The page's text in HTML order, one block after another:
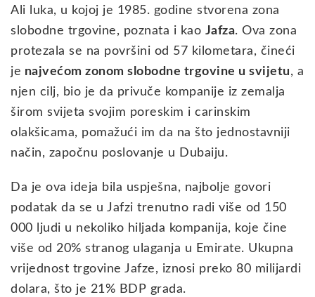
Ali luka, u kojoj je 1985. godine stvorena zona
slobodne trgovine, poznata i kao Jafza. Ova zona
protezala se na površini od 57 kilometara, čineći
je najvećom zonom slobodne trgovine u svijetu, a
njen cilj, bio je da privuče kompanije iz zemalja
širom svijeta svojim poreskim i carinskim
olakšicama, pomažući im da na što jednostavniji
način, započnu poslovanje u Dubaiju.
Da je ova ideja bila uspješna, najbolje govori
podatak da se u Jafzi trenutno radi više od 150
000 ljudi u nekoliko hiljada kompanija, koje čine
više od 20% stranog ulaganja u Emirate. Ukupna
vrijednost trgovine Jafze, iznosi preko 80 milijardi
dolara, što je 21% BDP grada.